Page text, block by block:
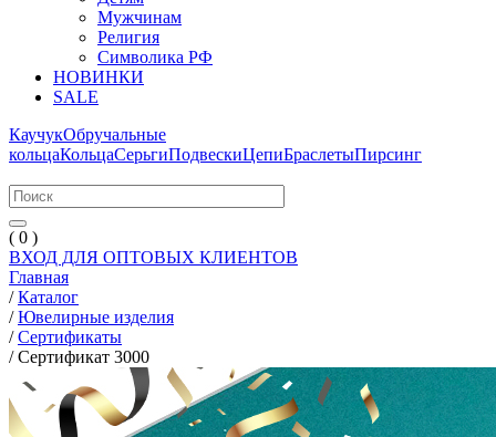
Мужчинам
Религия
Символика РФ
НОВИНКИ
SALE
КаучукОбручальные
кольцаКольцаСерьгиПодвескиЦепиБраслетыПирсинг
( 0 )
ВХОД ДЛЯ ОПТОВЫХ КЛИЕНТОВ
Главная
/ Каталог
/ Ювелирные изделия
/ Сертификаты
/ Сертификат 3000